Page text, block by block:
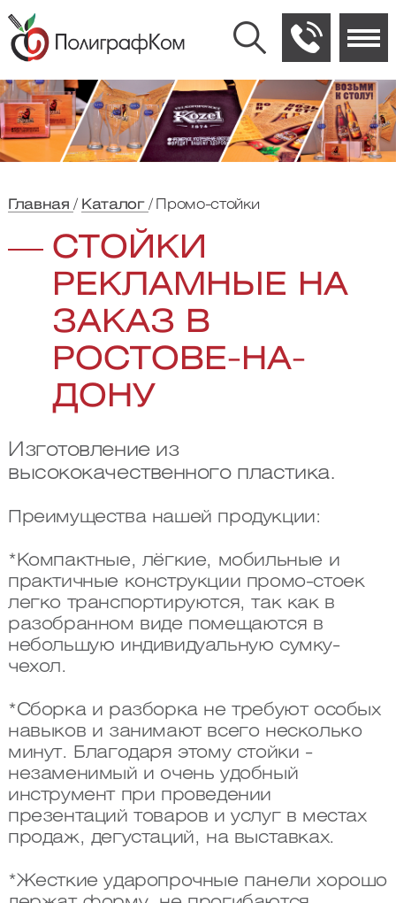
Главная Каталог Промо-стойки
СТОЙКИ
РЕКЛАМНЫЕ НА
ЗАКАЗ В
РОСТОВЕ-НА-
ДОНУ
Изготовление из
высококачественного пластика.
Преимущества нашей продукции:
*Компактные, лёгкие, мобильные и
практичные конструкции промо-стоек
легко транспортируются, так как в
разобранном виде помещаются в
небольшую индивидуальную сумку-
чехол.
*Сборка и разборка не требуют особых
навыков и занимают всего несколько
минут. Благодаря этому стойки -
незаменимый и очень удобный
инструмент при проведении
презентаций товаров и услуг в местах
продаж, дегустаций, на выставках.
*Жесткие ударопрочные панели хорошо